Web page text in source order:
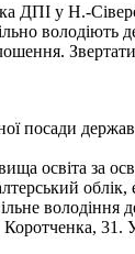
ДПІ у Н.-
посади
освіта за
31.